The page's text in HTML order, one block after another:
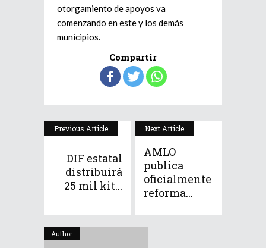
otorgamiento de apoyos va
comenzando en este y los demás
municipios.
Compartir
Previous Article
DIF estatal
distribuirá
25 mil kit...
Next Article
AMLO
publica
oficialmente
reforma...
Author